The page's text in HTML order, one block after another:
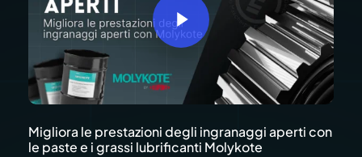
Migliora le prestazioni degli ingranaggi aperti con
le paste e i grassi lubrificanti Molykote